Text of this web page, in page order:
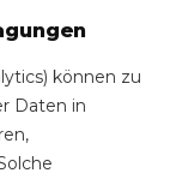
können zu
Daten in